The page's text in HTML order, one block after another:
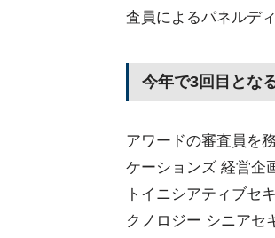
査員によるパネルデ
今年で3回目とな
アワードの審査員を
ケーションズ 経営企
トイニシアティブセ
クノロジー シニアセ